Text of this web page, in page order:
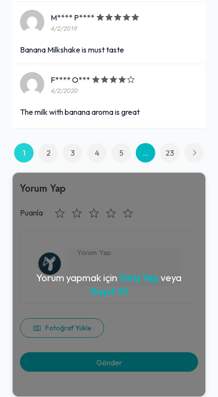
M**** P****
4/2/2019
Banana Milkshake is must taste
F**** O***
4/2/2020
The milk with banana aroma is great
1 2 3 4 5 ... 23
Yorum Yap
Puanla
Fotoğraf Yükle
Yorum yapmak için Giriş Yap veya
Kayıt Ol